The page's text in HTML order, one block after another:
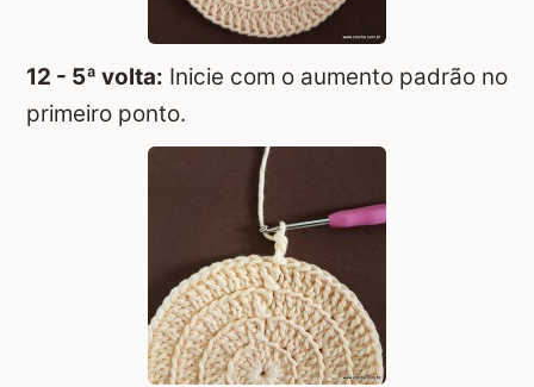
12 - 5ª volta: Inicie com o aumento padrão no
primeiro ponto.